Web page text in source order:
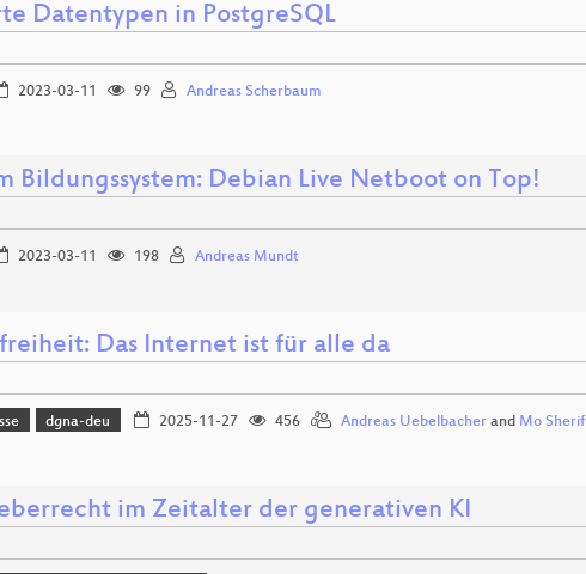
Datentypen in PostgreSQL
2023-03-11 99 Andreas Scherbaum
Bildungssystem: Debian Live Netboot on Top!
2023-03-11 198 Andreas Mundt
Das Internet ist für alle da
dgna-deu 2025-11-27 456 Andreas Uebelbacherand Mo Sherif
im Zeitalter der generativen KI